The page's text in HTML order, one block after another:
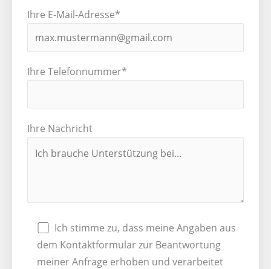
Ihre E-Mail-Adresse*
Ihre Telefonnummer*
Ihre Nachricht
Ich stimme zu, dass meine Angaben aus
dem Kontaktformular zur Beantwortung
meiner Anfrage erhoben und verarbeitet